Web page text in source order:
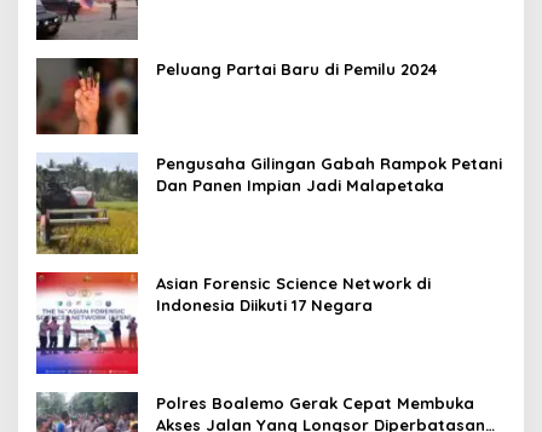
Peluang Partai Baru di Pemilu 2024
Pengusaha Gilingan Gabah Rampok Petani
Dan Panen Impian Jadi Malapetaka
Asian Forensic Science Network di
Indonesia Diikuti 17 Negara
Polres Boalemo Gerak Cepat Membuka
Akses Jalan Yang Longsor Diperbatasan